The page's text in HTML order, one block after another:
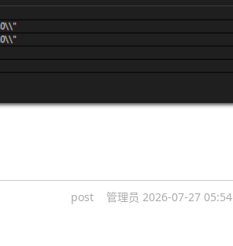
post 管理员 2026-07-27 05:54